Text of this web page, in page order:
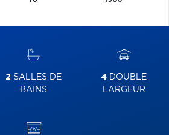
2 SALLES DE
BAINS
4 DOUBLE
LARGEUR